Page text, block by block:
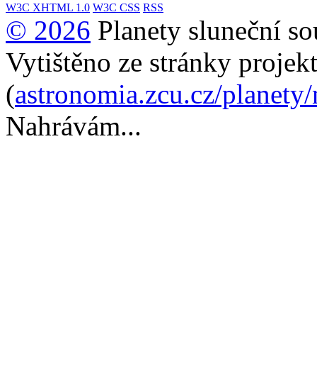
W3C XHTML 1.0 W3C CSS RSS
© 2026 Planety sluneční
Vytištěno ze stránky
(astronomia.zcu.cz/
Nahrávám...